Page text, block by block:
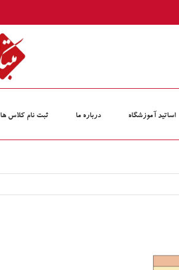
اساتید آموزشگاه درباره ما ثبت نام کلاس‏ ها